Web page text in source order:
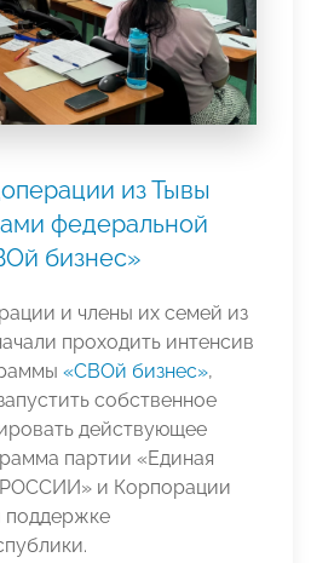
из Тывы
федеральной
бизнес»
и члены их семей из
проходить интенсив
«СВОй бизнес»,
собственное
действующее
партии «Единая
и Корпорации